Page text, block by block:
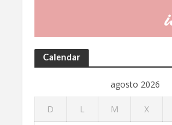
Calendar
agosto 2026
D L M X